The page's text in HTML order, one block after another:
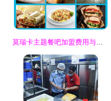
莫瑞卡主题餐吧加盟费用与代理条件详解 加盟电话与餐饮管理全攻略